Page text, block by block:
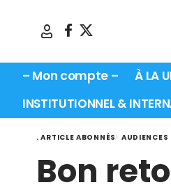
– Mon compte – À LA
INSTITUTIONNEL &
. ARTICLE ABONNÉS AUDIENCES
Bon